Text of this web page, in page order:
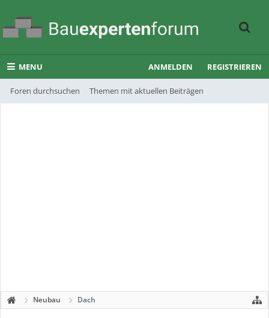
MENU
Foren durchsuchen Themen mit aktuellen Beiträgen
ANMELDEN REGISTRIEREN
Neubau Dach